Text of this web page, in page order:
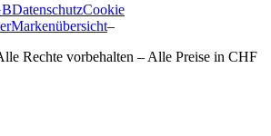
DatenschutzCookie
Markenübersicht–
Rechte vorbehalten – Alle Preise in CHF